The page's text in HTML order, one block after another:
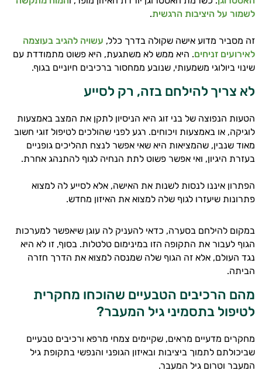
לשמור על היציבות הרגשית.
זה מסביר מדוע אישה שקולה בדרך כלל, עשויה להגיב בעוצמה
לאירועים זניחים. היא ממש לא משתגעת, היא פשוט מתמודדת עם
שינוי ביולוגי משמעותי, שנובע ממחסור ברכיבים חיוניים בגוף.
לא צריך להילחם בזה, רק לסייע
הטעות הנפוצה של בני זוג היא הניסיון לתקן את המצב באמצעות
לוגיקה, או באמצעות ויכוחים. רגע לפני שהולכים לטיפול זוגי חשוב
מאוד שנבין, שהמציאות היא שאי אפשר לנצח תהליכים גופניים
בעזרת היגיון, ואי אפשר פשוט לתת הנחיה לגוף להתנהג אחרת.
הפתרון איננו לנסות לשנות את האישה, אלא לסייע לה למצוא
פתרונות שיעזרו לגוף שלה למצוא את האיזון מחדש.
במקום להילחם בסערה, כדאי להעניק לה עוגן שיאפשר למערכות
הגוף לעבור את התקופה הזו במינימום טלטלות. בסוף, זו לא היא
נגד העולם, אלא זה הגוף שלה שמנסה למצוא את הדרך חזרה
הביתה.
מהם הרכיבים הטבעיים שהוכחו מחקרית
לטיפול בתסמיני גיל המעבר?
מחקרים מדעיים מראים, שקיימים צמחי מרפא ורכיבים טבעיים
שביכולתם לתמוך ביציבות ובאיזון הגופני והנפשי בתקופת גיל
המעבר וטרום גיל המעבר.
היי,
אני יועץ הבריאות האישי AI של טבע בריא.
וספרות מקצועית בתחומי הרפואה הטבעית
ותזונת הספורט.
אני כאן כדי לעזור לך להתאים את תוספי
התזונה ומוצרי הבריאות המדויקים למטרות
ולמצב הגופני שלך, ולהסביר לך אילו רכיבים
עובדים יחד כדי למקסם תוצאות גם בחיי היום
המטרה שלי היא להתאים עבורך המלצות
אישיות מבוססות מדעית.
זה הזמן להתחיל. איך אוכל לעזור?